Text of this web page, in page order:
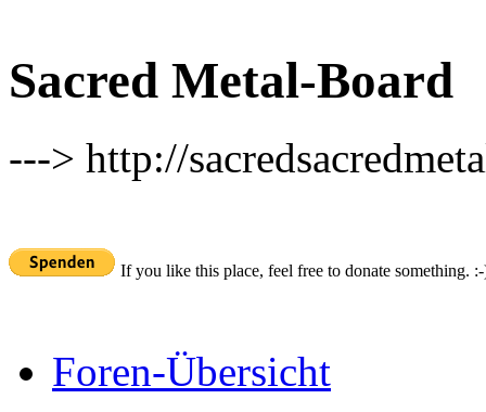
Sacred Metal-Board
---> http://
If you like this place, feel free to donate something.
Foren-Übersicht